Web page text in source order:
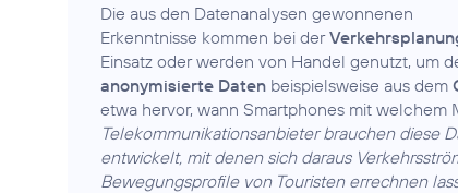
Die aus den Datenanalysen gewonnenen
Erkenntnisse kommen bei der
Einsatz oder werden von Handel genutzt, um
anonymisierte Daten beispielsweise aus dem
etwa hervor, wann Smartphones mit welchem
Telekommunikationsanbieter brauchen diese
entwickelt, mit denen sich daraus
Bewegungsprofile von Touristen errechnen